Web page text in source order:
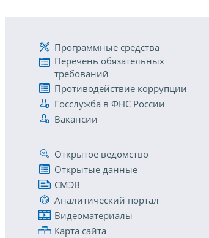
Программные средства
Перечень обязательных
требований
Противодействие коррупции
Госслужба в ФНС России
Вакансии
Открытое ведомство
Открытые данные
СМЭВ
Аналитический портал
Видеоматериалы
Карта сайта